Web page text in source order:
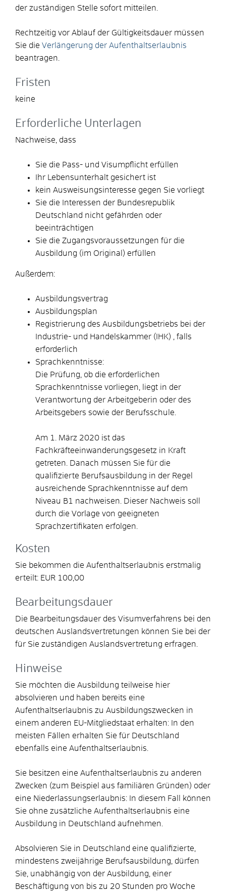
der zuständigen Stelle sofort mitteilen.
Rechtzeitig vor Ablauf der Gültigkeitsdauer müssen
Sie die Verlängerung der Aufenthaltserlaubnis
beantragen.
Fristen
keine
Erforderliche Unterlagen
Nachweise, dass
Sie die Pass- und Visumpflicht erfüllen
Ihr Lebensunterhalt gesichert ist
kein Ausweisungsinteresse gegen Sie vorliegt
Sie die Interessen der Bundesrepublik
Deutschland nicht gefährden oder
beeinträchtigen
Sie die Zugangsvoraussetzungen für die
Ausbildung (im Original) erfüllen
Außerdem:
Ausbildungsvertrag
Ausbildungsplan
Registrierung des Ausbildungsbetriebs bei der
Industrie- und Handelskammer (IHK) , falls
erforderlich
Sprachkenntnisse:
Die Prüfung, ob die erforderlichen
Sprachkenntnisse vorliegen, liegt in der
Verantwortung der Arbeitgeberin oder des
Arbeitsgebers sowie der Berufsschule.
Am 1. März 2020 ist das
Fachkräfteeinwanderungsgesetz in Kraft
getreten. Danach müssen Sie für die
qualifizierte Berufsausbildung in der Regel
ausreichende Sprachkenntnisse auf dem
Niveau B1 nachweisen. Dieser Nachweis soll
durch die Vorlage von geeigneten
Sprachzertifikaten erfolgen.
Kosten
Sie bekommen die Aufenthaltserlaubnis erstmalig
erteilt: EUR 100,00
Bearbeitungsdauer
Die Bearbeitungsdauer des Visumverfahrens bei den
deutschen Auslandsvertretungen können Sie bei der
für Sie zuständigen Auslandsvertretung erfragen.
Hinweise
Sie möchten die Ausbildung teilweise hier
absolvieren und haben bereits eine
Aufenthaltserlaubnis zu Ausbildungszwecken in
einem anderen EU-Mitgliedstaat erhalten: In den
meisten Fällen erhalten Sie für Deutschland
ebenfalls eine Aufenthaltserlaubnis.
Sie besitzen eine Aufenthaltserlaubnis zu anderen
Zwecken (zum Beispiel aus familiären Gründen) oder
eine Niederlassungserlaubnis: In diesem Fall können
Sie ohne zusätzliche Aufenthaltserlaubnis eine
Ausbildung in Deutschland aufnehmen.
Absolvieren Sie in Deutschland eine qualifizierte,
mindestens zweijährige Berufsausbildung, dürfen
Sie, unabhängig von der Ausbildung, einer
Beschäftigung von bis zu 20 Stunden pro Woche